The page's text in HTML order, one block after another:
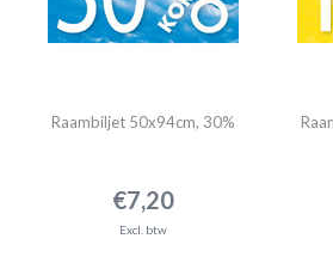
Raambiljet 50x94cm, 30%
€7,20
Excl. btw